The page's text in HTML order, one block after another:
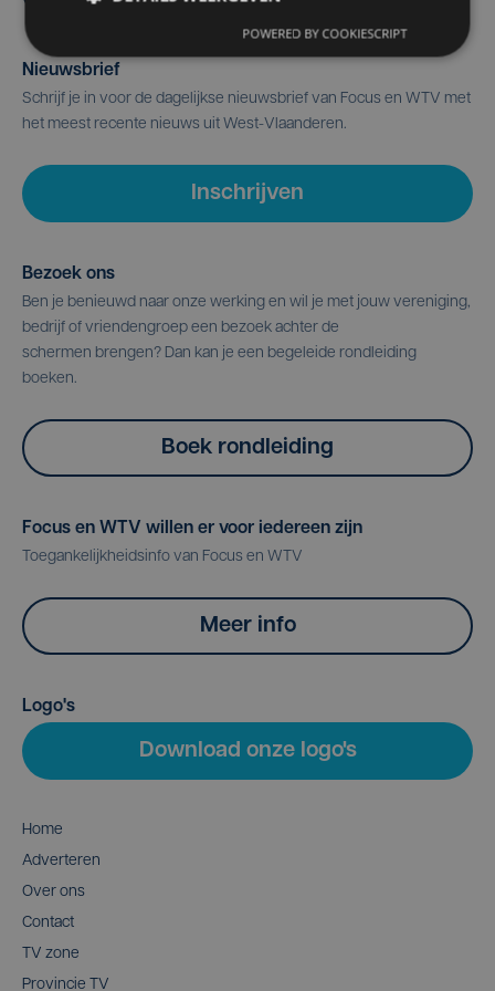
Nieuwsbrief
Schrijf je in voor de dagelijkse nieuwsbrief van Focus en WTV met
het meest recente nieuws uit West-Vlaanderen.
Inschrijven
Bezoek ons
Ben je benieuwd naar onze werking en wil je met jouw vereniging,
bedrijf of vriendengroep een bezoek achter de
schermen brengen? Dan kan je een begeleide rondleiding
boeken.
Boek rondleiding
Focus en WTV willen er voor iedereen zijn
Toegankelijkheidsinfo van Focus en WTV
Meer info
Logo's
Download onze logo's
Home
Adverteren
Over ons
Contact
TV zone
Provincie TV
POWERED BY COOKIESCRIPT